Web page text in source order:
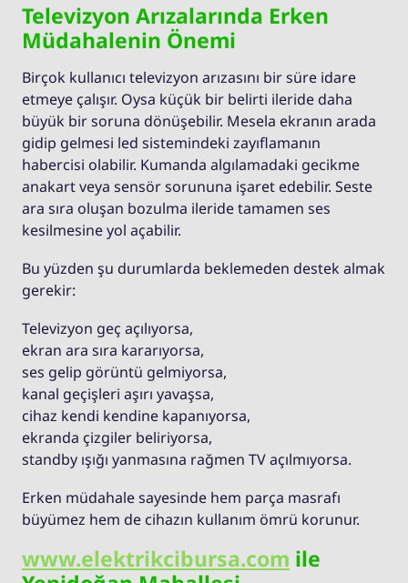
Televizyon Arızalarında Erken
Müdahalenin Önemi
Birçok kullanıcı televizyon arızasını bir süre idare
etmeye çalışır. Oysa küçük bir belirti ileride daha
büyük bir soruna dönüşebilir. Mesela ekranın arada
gidip gelmesi led sistemindeki zayıflamanın
habercisi olabilir. Kumanda algılamadaki gecikme
anakart veya sensör sorununa işaret edebilir. Seste
ara sıra oluşan bozulma ileride tamamen ses
kesilmesine yol açabilir.
Bu yüzden şu durumlarda beklemeden destek almak
gerekir:
Televizyon geç açılıyorsa,
ekran ara sıra kararıyorsa,
ses gelip görüntü gelmiyorsa,
kanal geçişleri aşırı yavaşsa,
cihaz kendi kendine kapanıyorsa,
ekranda çizgiler beliriyorsa,
standby ışığı yanmasına rağmen TV açılmıyorsa.
Erken müdahale sayesinde hem parça masrafı
büyümez hem de cihazın kullanım ömrü korunur.
www.elektrikcibursa.com ile